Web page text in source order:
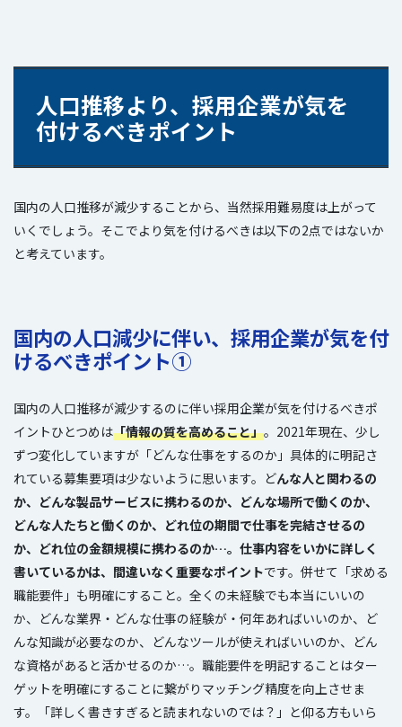
人口推移より、採用企業が気を
付けるべきポイント
国内の人口推移が減少することから、当然採用難易度は上がって
いくでしょう。そこでより気を付けるべきは以下の2点ではないか
と考えています。
国内の人口減少に伴い、採用企業が気を付
けるべきポイント①
国内の人口推移が減少するのに伴い採用企業が気を付けるべきポ
イントひとつめは「情報の質を高めること」。2021年現在、少し
ずつ変化していますが「どんな仕事をするのか」具体的に明記さ
れている募集要項は少ないように思います。どんな人と関わるの
か、どんな製品サービスに携わるのか、どんな場所で働くのか、
どんな人たちと働くのか、どれ位の期間で仕事を完結させるの
か、どれ位の金額規模に携わるのか…。仕事内容をいかに詳しく
書いているかは、間違いなく重要なポイントです。併せて「求める
職能要件」も明確にすること。全くの未経験でも本当にいいの
か、どんな業界・どんな仕事の経験が・何年あればいいのか、ど
んな知識が必要なのか、どんなツールが使えればいいのか、どん
な資格があると活かせるのか…。職能要件を明記することはター
ゲットを明確にすることに繋がりマッチング精度を向上させま
す。「詳しく書きすぎると読まれないのでは？」と仰る方もいら